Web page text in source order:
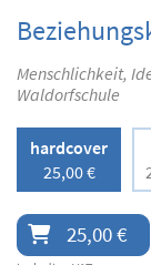
Menschlichkeit,
Waldorfschule
hardcover
25,00 €
25,00 €